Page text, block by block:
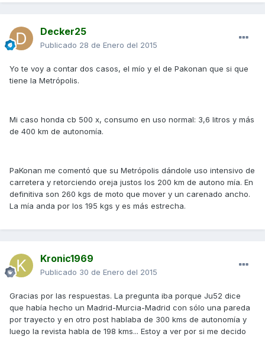
Decker25
Publicado 28 de Enero del 2015
Yo te voy a contar dos casos, el mío y el de Pakonan que si que
tiene la Metrópolis.
Mi caso honda cb 500 x, consumo en uso normal: 3,6 litros y más
de 400 km de autonomía.
PaKonan me comentó que su Metrópolis dándole uso intensivo de
carretera y retorciendo oreja justos los 200 km de autono mía. En
definitiva son 260 kgs de moto que mover y un carenado ancho.
La mía anda por los 195 kgs y es más estrecha.
Kronic1969
Publicado 30 de Enero del 2015
Gracias por las respuestas. La pregunta iba porque Ju52 dice
que había hecho un Madrid-Murcia-Madrid con sólo una pareda
por trayecto y en otro post hablaba de 300 kms de autonomía y
luego la revista habla de 198 kms... Estoy a ver por si me decido